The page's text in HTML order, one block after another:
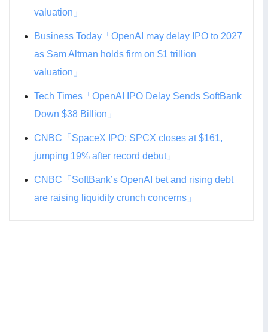
valuation」
Business Today「OpenAI may delay IPO to 2027
as Sam Altman holds firm on $1 trillion
valuation」
Tech Times「OpenAI IPO Delay Sends SoftBank
Down $38 Billion」
CNBC「SpaceX IPO: SPCX closes at $161,
jumping 19% after record debut」
CNBC「SoftBank’s OpenAI bet and rising debt
are raising liquidity crunch concerns」